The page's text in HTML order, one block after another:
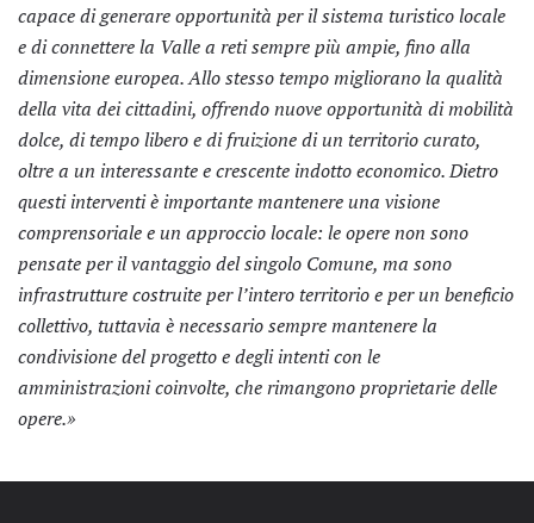
capace di generare opportunità per il sistema turistico locale
e di connettere la Valle a reti sempre più ampie, fino alla
dimensione europea. Allo stesso tempo migliorano la qualità
della vita dei cittadini, offrendo nuove opportunità di mobilità
dolce, di tempo libero e di fruizione di un territorio curato,
oltre a un interessante e crescente indotto economico. Dietro
questi interventi è importante mantenere una visione
comprensoriale e un approccio locale: le opere non sono
pensate per il vantaggio del singolo Comune, ma sono
infrastrutture costruite per l’intero territorio e per un beneficio
collettivo, tuttavia è necessario sempre mantenere la
condivisione del progetto e degli intenti con le
amministrazioni coinvolte, che rimangono proprietarie delle
opere.»